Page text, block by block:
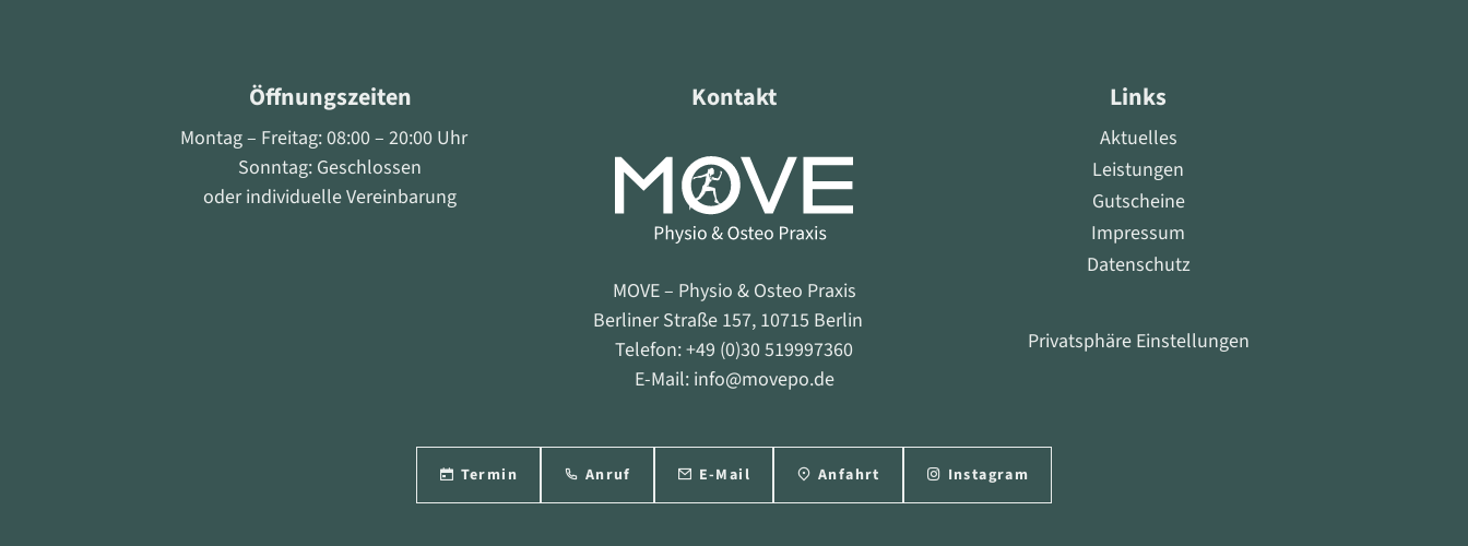
Öffnungszeiten
Montag – Freitag: 08:00 – 20:00 Uhr
Sonntag: Geschlossen
oder individuelle Vereinbarung
Kontakt
MOVE – Physio & Osteo Praxis
Berliner Straße 157, 10715 Berlin
Telefon: +49 (0)30 519997360
E-Mail: info@movepo.de
Links
Aktuelles
Leistungen
Gutscheine
Impressum
Datenschutz
Privatsphäre Einstellungen
Termin Anruf E-Mail Anfahrt Instagram